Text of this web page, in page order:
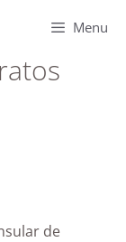
Menu
de